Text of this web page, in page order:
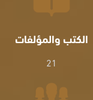
الكتب والمؤلفات
21